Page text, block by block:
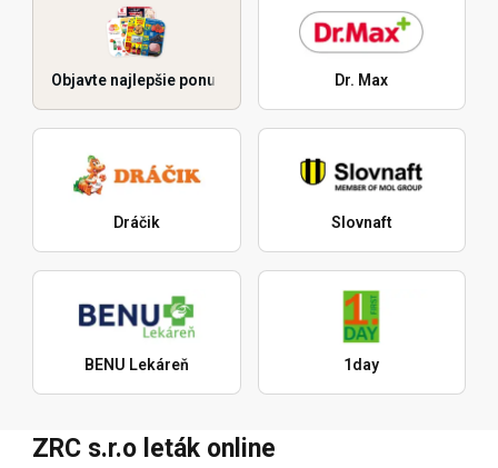
Objavte najlepšie ponuky Dr. Max
Dráčik Slovnaft
BENU Lekáreň 1day
ZRC s.r.o leták online